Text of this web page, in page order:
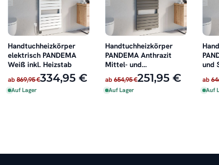
Handtuchheizkörper
elektrisch PANDEMA
Weiß inkl. Heizstab
ab 869,95 €334,95 €
Auf Lager
Handtuchheizkörper
PANDEMA Anthrazit
Mittel- und
Seitenanschluss
ab 654,95 €251,95 €
Auf Lager
und
ab
Auf